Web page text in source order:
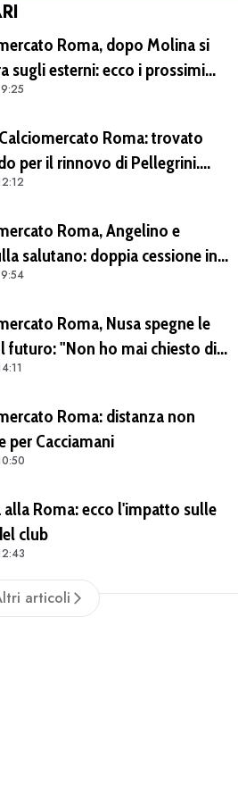
Roma, dopo Molina si
sugli esterni: ecco i prossimi
Roma: trovato
per il rinnovo di Pellegrini.
di un solo anno
Roma, Angelino e
salutano: doppia cessione in
Roma, Nusa spegne le
futuro: "Non ho mai chiesto di
il Lipsia. I media possono scrivere
Roma: distanza non
per Cacciamani
Roma: ecco l'impatto sulle
club
articoli